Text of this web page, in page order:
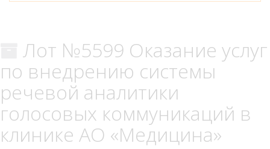
Лот №5599 Оказание услуг
по внедрению системы
речевой аналитики
голосовых коммуникаций в
клинике АО «Медицина»